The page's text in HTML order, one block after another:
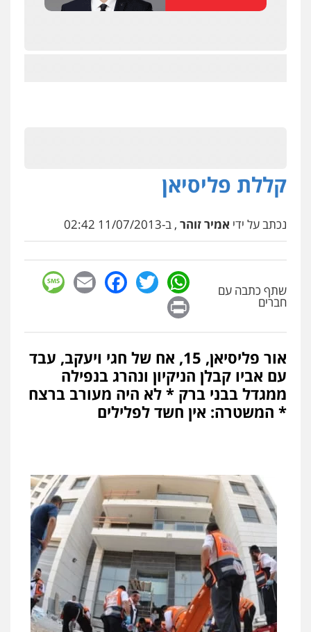
קללת פליסיאן
נכתב על ידי אמיר זוהר , ב-11/07/2013 02:42
שתף כתבה עם
חברים
WhatsApp
Twitter
Facebook
Email
אור פליסיאן, 15, אח של חגי ויעקב, עבד
עם אביו קבלן הניקיון ונהרג בנפילה
ממגדל בבני ברק * לא היה מעורב ברצח
* המשטרה: אין חשד לפלילים
0504578527
רונן הלל – מוניטין
0522508109
אחסון אתרים
מהירות הגנה גיבוי תמיכה
מקצועיים לעורכי דין
מרכז התחלה חדשה
עבירות מין שירותים מקצועיים
לעורכי דין
0544500346
מאיה בלום, עו"ס, טיפול ושיקום
טיפול בהתמכרויות שירותים מקצועיים
לעורכי דין
0504062539